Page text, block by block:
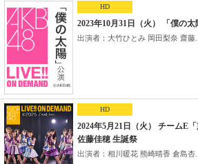
HD
2023年10月31日（火） 「僕の
出演者：大竹ひとみ 岡田梨奈 齋藤...
HD
2024年5月21日（火） チームE
佐藤佳穂 生誕祭
出演者：相川暖花 熊崎晴香 倉島杏...